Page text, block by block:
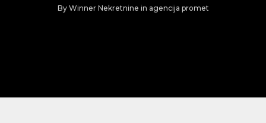
By Winner Nekretnine in agencija promet